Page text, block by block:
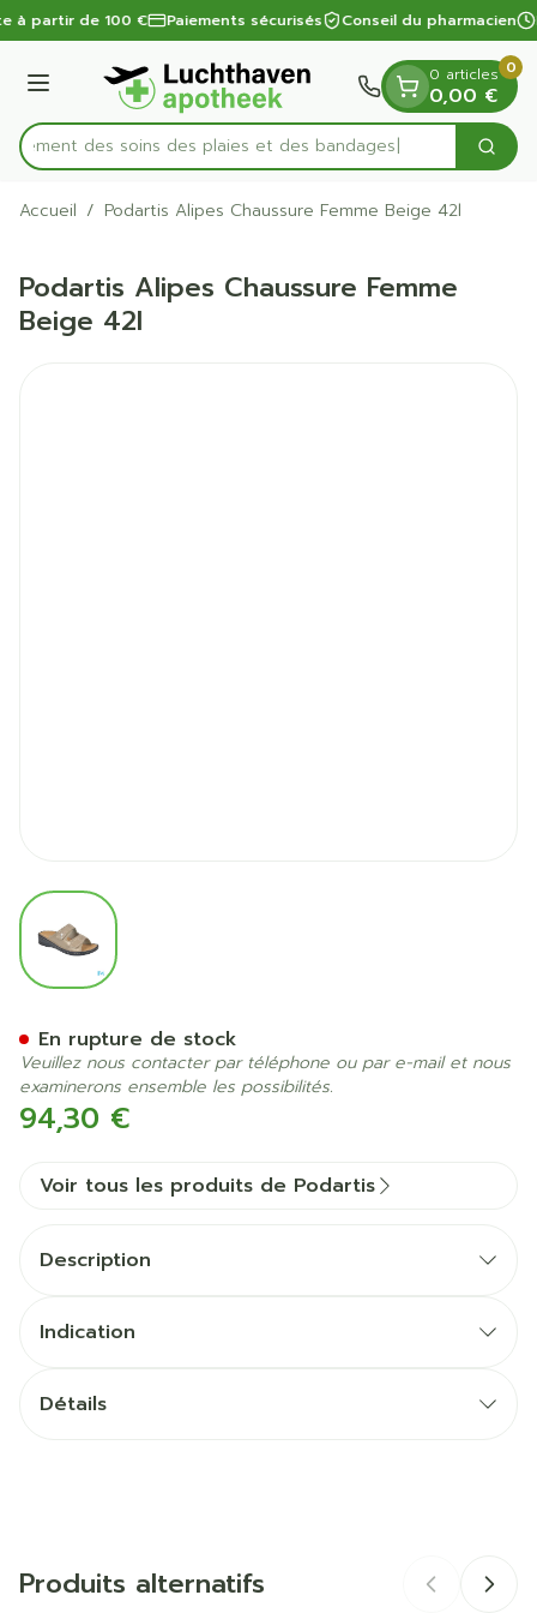
Aller au contenu
1 de 1
à partir de 100 € Paiements sécurisés Conseil du pharmacien
Menu
Rechercherdes soins des plaies et des bandages
0 articles
0,00 €
0
Accueil / Podartis Alipes Chaussure Femme Beige 42l
Podartis Alipes Chaussure Femme
Beige 42l
View larger image
94,30 €
En rupture de stock
Veuillez nous contacter par téléphone ou par e-mail et nous
examinerons ensemble les possibilités.
Voir tous les produits de Podartis
Description
Indication
Détails
Marques Podartis
Produits alternatifs